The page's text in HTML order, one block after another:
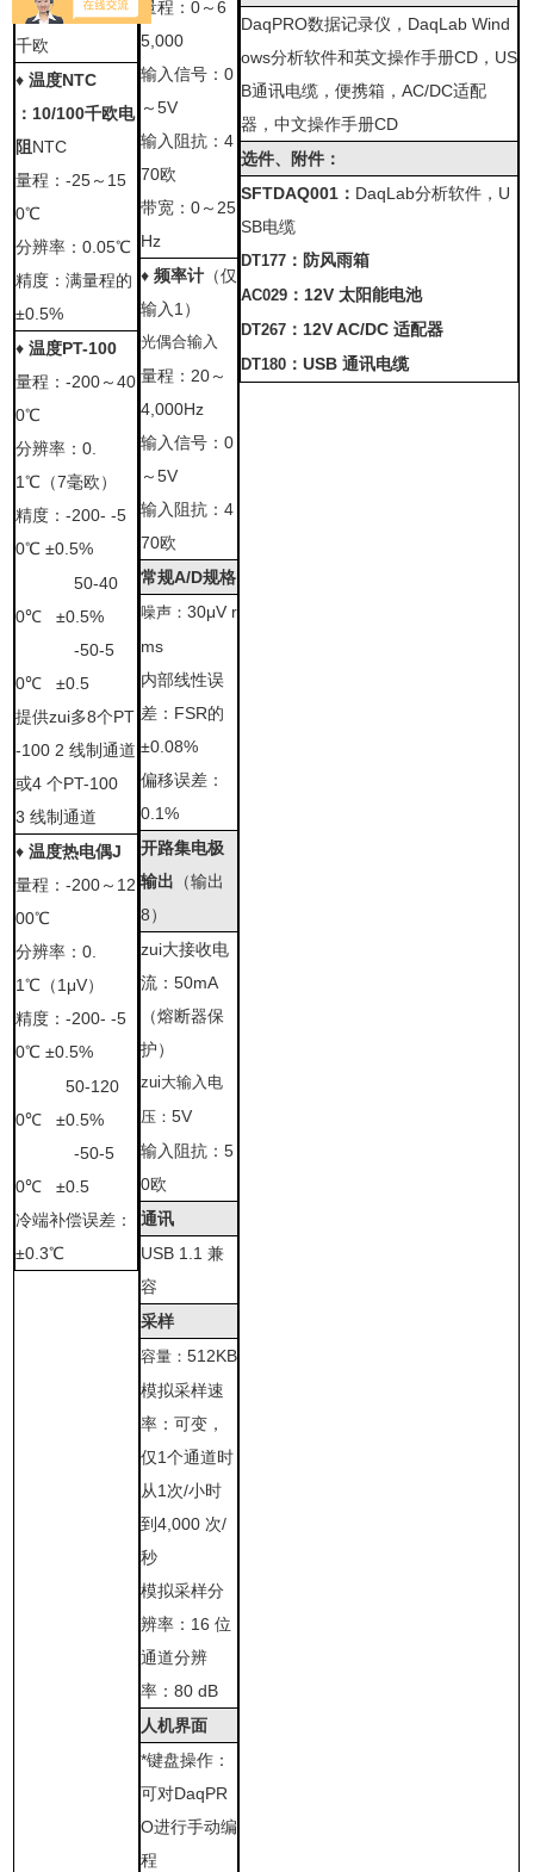
输入阻抗：125
千欧
♦温度NTC
： 10/100千欧电
阻 NTC
量程：-25～ 15
0℃
分辨率：0.05℃
精度：满量程的
±0.5%
♦温度PT-100
量程：-200～40
0℃
分辨率：0.
1℃ （7毫欧）
精度：-200--5
0℃ ±0.5%
50-40
0℃
±0.5%
-50-5
0℃
±0.5
提供zui多8个PT
-100 2线制通道
或4个PT-100
3线制通道
♦温度热电偶J
量程：-200～ 12
00℃
分辨率：0.
1℃ （1μV）
精度：-200--5
0℃ ±0.5%
50-120
0℃
±0.5%
-50-5
0℃
±0.5
冷端补偿误差：
±0.3℃
量程：0～6
5,000
输入信号：0
～5V
输入阻抗：4
70欧
带宽：0～ 25
Hz
♦频率计 （仅
输入 1 ）
光偶合输入
量程： 20～
4,000Hz
输入信号：0
～5V
输入阻抗：4
70欧
常规A/D规格
噪声：30μV r
ms
内部线性误
差： FSR的
±0.08%
偏移误差：
0.1%
开路集电极
输出 （输出
8）
zui大接收电
流：50mA
（熔断器保
护）
zui大输入电
压：5V
输入阻抗：5
0欧
通讯
USB 1.1兼
容
采样
容量：512KB
模拟采样速
率：可变，
仅1个通道时
从1 次/小时
到4,000 次/
秒
模拟采样分
辨率： 16位
通道分辨
率：80 dB
人机界面
*键盘操作：
可对DaqPR
O进行手动编
程
DaqPRO数据记录仪， DaqLab Wind
ows分析软件和英文操作手册CD ， US
B通讯电缆，便携箱，AC/DC适配
器，中文操作手册CD
选件、附件：
SFTDAQ001 ： DaqLab分析软件， U
SB电缆
DT177 ： 防风雨箱
AC029 ： 12V太阳能电池
DT267 ： 12V AC/DC适配器
DT180 ：USB通讯电缆